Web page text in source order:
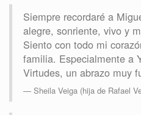
Siempre recordaré a
alegre, sonriente, vivo y
Siento con todo mi
familia. Especialmente a
Virtudes, un abrazo muy
Sheila Veiga (hija de Rafael